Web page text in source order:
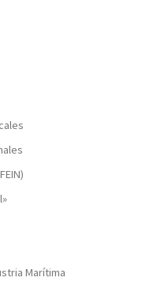
Marítima